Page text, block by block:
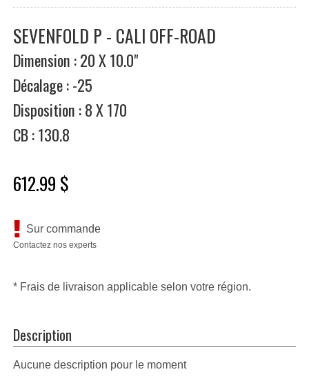
SEVENFOLD P - CALI OFF-ROAD
Dimension : 20 X 10.0"
Décalage : -25
Disposition : 8 X 170
CB : 130.8
612.99 $
Sur commande
Contactez nos experts
* Frais de livraison applicable selon votre région.
Description
Aucune description pour le moment